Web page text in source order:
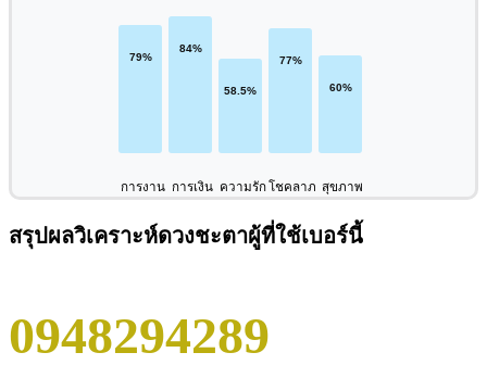
การงาน การเงิน ความรักโชคลาภ สุขภาพ
สรุปผลวิเคราะห์ดวงชะตาผู้ที่ใช้เบอร์นี้
0948294289